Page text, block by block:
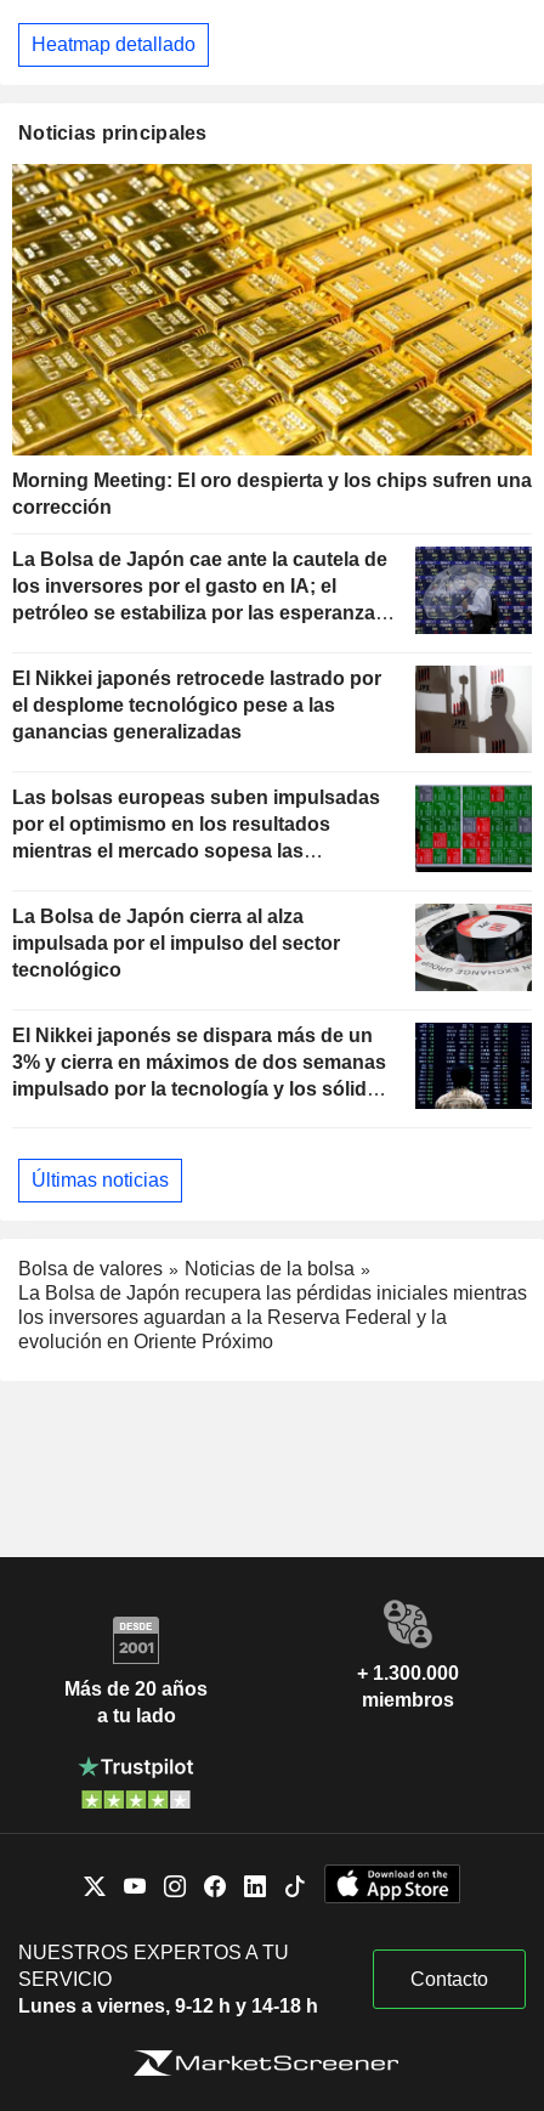
Heatmap detallado
Noticias principales
Morning Meeting: El oro despierta y los chips sufren una
corrección
La Bolsa de Japón cae ante la cautela de
los inversores por el gasto en IA; el
petróleo se estabiliza por las esperanzas
El Nikkei japonés retrocede lastrado por
el desplome tecnológico pese a las
ganancias generalizadas
Las bolsas europeas suben impulsadas
por el optimismo en los resultados
mientras el mercado sopesa las
La Bolsa de Japón cierra al alza
impulsada por el impulso del sector
tecnológico
El Nikkei japonés se dispara más de un
3% y cierra en máximos de dos semanas
impulsado por la tecnología y los sólidos
Últimas noticias
Bolsa de valores
Noticias de la bolsa
La Bolsa de Japón recupera las pérdidas iniciales mientras
los inversores aguardan a la Reserva Federal y la
evolución en Oriente Próximo
Más de 20 años
a tu lado
+ 1.300.000
miembros
NUESTROS EXPERTOS A TU
SERVICIO
Lunes a viernes, 9-12 h y 14-18 h
Contacto